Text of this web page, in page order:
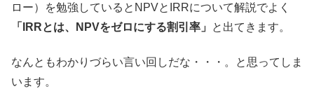
ロー）を勉強しているとNPVとIRRについて解説でよく
「IRRとは、NPVをゼロにする割引率」
と出てきます。
なんともわかりづらい言い回しだな・・・。と思ってしま
います。